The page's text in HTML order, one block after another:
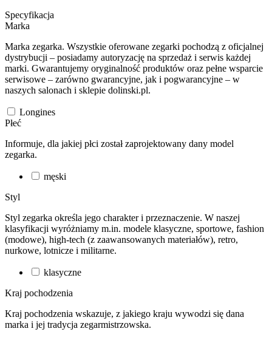
Specyfikacja
Marka
Marka zegarka. Wszystkie oferowane zegarki pochodzą z oficjalnej
dystrybucji – posiadamy autoryzację na sprzedaż i serwis każdej
marki. Gwarantujemy oryginalność produktów oraz pełne wsparcie
serwisowe – zarówno gwarancyjne, jak i pogwarancyjne – w
naszych salonach i sklepie dolinski.pl.
Longines
Płeć
Informuje, dla jakiej płci został zaprojektowany dany model
zegarka.
męski
Styl
Styl zegarka określa jego charakter i przeznaczenie. W naszej
klasyfikacji wyróżniamy m.in. modele klasyczne, sportowe, fashion
(modowe), high-tech (z zaawansowanych materiałów), retro,
nurkowe, lotnicze i militarne.
klasyczne
Kraj pochodzenia
Kraj pochodzenia wskazuje, z jakiego kraju wywodzi się dana
marka i jej tradycja zegarmistrzowska.